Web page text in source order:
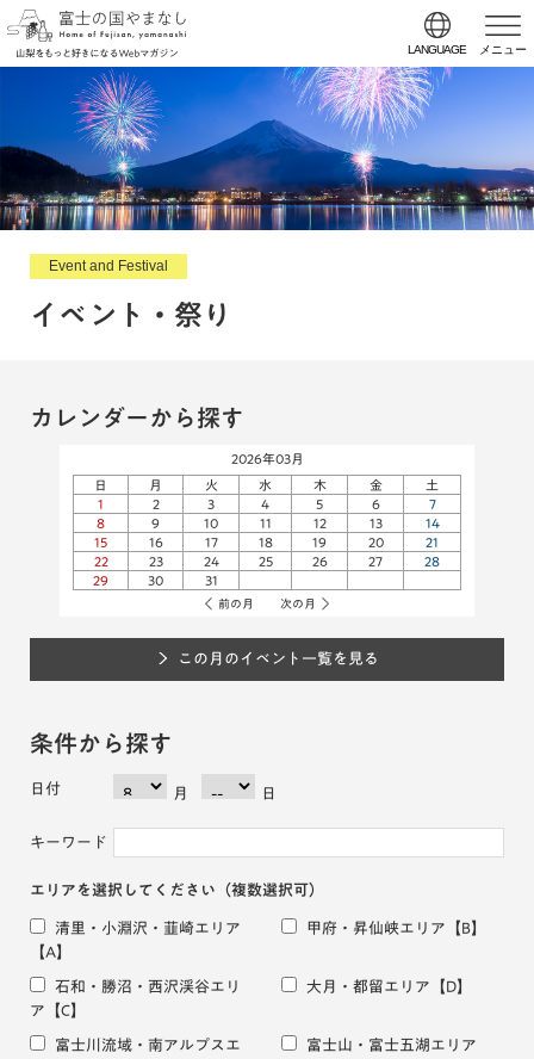
LANGUAGE メニュー
Event and Festival
イベント・祭り
カレンダーから探す
2026年03月
日
月 火 水 木 金
土
1
2 3 4 5 6
7
8
9 10 11 12 13
14
15
16 17 18 19 20
21
22
23 24 25 26 27
28
29
30 31
前の月 次の月
この月のイベント一覧を見る
条件から探す
日付 月 日
キーワード
エリアを選択してください （複数選択可）
清里・小淵沢・韮崎エリア
【A】
甲府・昇仙峡エリア 【B】
石和・勝沼・西沢渓谷エリ
ア 【C】
大月・都留エリア 【D】
富士川流域・南アルプスエ
富士山・富士五湖エリア